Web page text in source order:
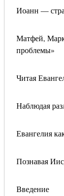
Иоанн —
Матфей,
проблемы»
Читая
Наблюдая
Евангелия
Познавая
Введение